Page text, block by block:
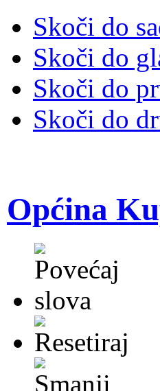
Skoči do
Skoči do
Skoči do
Skoči do
Općina